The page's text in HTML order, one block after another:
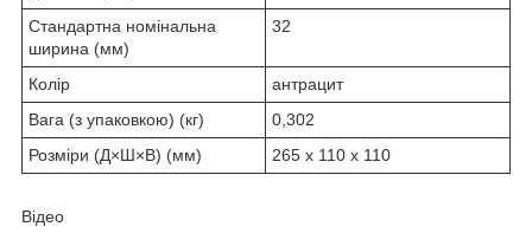
Стандартна номінальна
ширина (мм)
32
Колір
антрацит
Вага (з упаковкою) (кг)
0,302
Розміри (Д×Ш×В) (мм)
265 x 110 x 110
Відео